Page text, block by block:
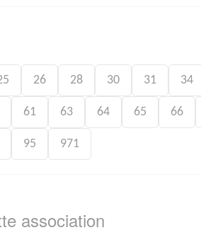
26 28 30 31 34
61 63 64 65 66
95 971
association